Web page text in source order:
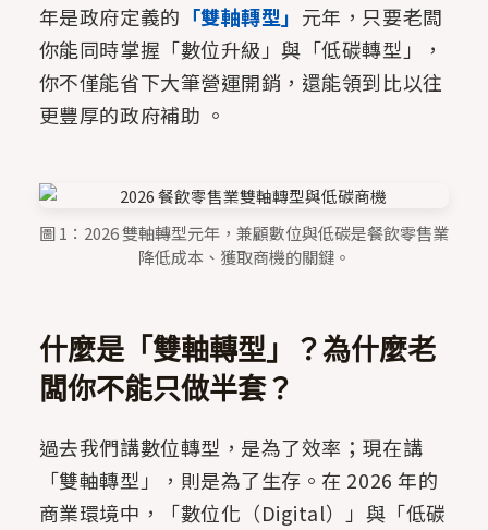
年是政府定義的 「雙軸轉型」 元年，只要老闆
你能同時掌握「數位升級」與「低碳轉型」，
你不僅能省下大筆營運開銷，還能領到比以往
更豐厚的政府補助 。
圖 1：2026 雙軸轉型元年，兼顧數位與低碳是餐飲零售業
降低成本、獲取商機的關鍵。
什麼是「雙軸轉型」？為什麼老
闆你不能只做半套？
過去我們講數位轉型，是為了效率；現在講
「雙軸轉型」，則是為了生存。在 2026 年的
商業環境中，「數位化（Digital）」與「低碳